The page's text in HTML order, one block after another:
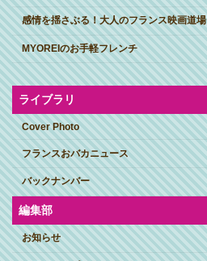
感情を揺さぶる！大人のフランス映画道場
MYOREIのお手軽フレンチ
ライブラリ
Cover Photo
フランスおバカニュース
バックナンバー
編集部
お知らせ